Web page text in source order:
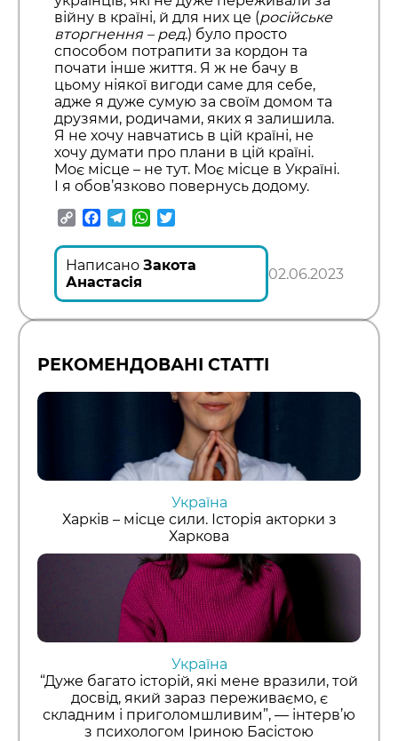
війну в країні, й для них це (російське
вторгнення – ред.) було просто
способом потрапити за кордон та
почати інше життя. Я ж не бачу в
цьому ніякої вигоди саме для себе,
адже я дуже сумую за своїм домом та
друзями, родичами, яких я залишила.
Я не хочу навчатись в цій країні, не
хочу думати про плани в цій країні.
Моє місце – не тут. Моє місце в Україні.
І я обов’язково повернусь додому.
CopyFacebook
TelegramWhatsApp
Написано Закота
Анастасія
02.06.2023
РЕКОМЕНДОВАНІ СТАТТІ
Україна
Харків – місце сили. Історія акторки з
Харкова
Україна
“Дуже багато історій, які мене вразили, той
досвід, який зараз переживаємо, є
складним і приголомшливим”, — інтерв’ю
з психологом Іриною Басістою